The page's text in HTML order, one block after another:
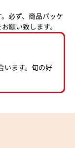
必ず、商品パッケ
願い致します。
います。旬の好